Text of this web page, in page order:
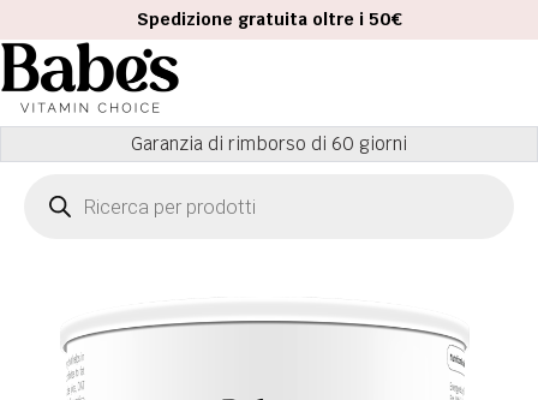
Spedizione gratuita oltre i 50€
Consegna espressa entro 2 giorni